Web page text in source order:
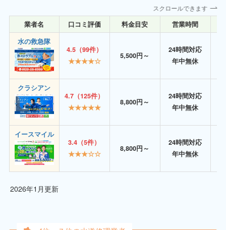
スクロールできます
業者名 口コミ評価 料金目安 営業時間
水の救急隊
4.5（99件）
★★★★☆
5,500円～
24時間対応
年中無休
クラシアン
4.7（125件）
★★★★★
8,800円～
24時間対応
年中無休
イースマイル
3.4（5件）
★★★☆☆
8,800円～
24時間対応
年中無休
2026年1月更新